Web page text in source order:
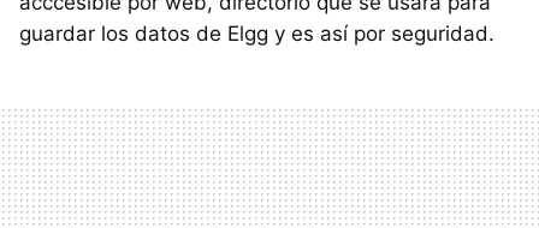
guardar los datos de Elgg y es así por seguridad.